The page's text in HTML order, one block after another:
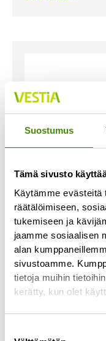
Suostumus
Tämä sivusto
Käytämme evästeitä
räätälöimiseen,
tukemiseen ja
jaamme sosiaalisen
alan
sivustoamme.
tietoja muihin
kerätty, kun olet
Näin
14.7.2026
Vestian